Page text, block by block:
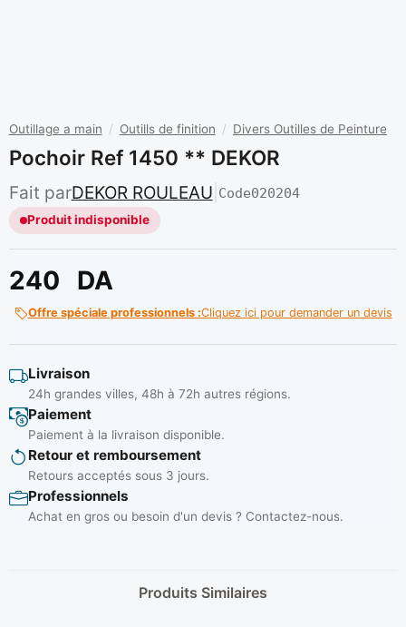
Outillage a main / Outills de finition / Divers Outilles de Peinture
Pochoir Ref 1450 ** DEKOR
Fait parDEKOR ROULEAU Code020204
Produit indisponible
240 DA
Offre spéciale professionnels :Cliquez ici pour demander un devis
Livraison
24h grandes villes, 48h à 72h autres régions.
Paiement
Paiement à la livraison disponible.
Retour et remboursement
Retours acceptés sous 3 jours.
Professionnels
Achat en gros ou besoin d'un devis ? Contactez-nous.
Produits Similaires